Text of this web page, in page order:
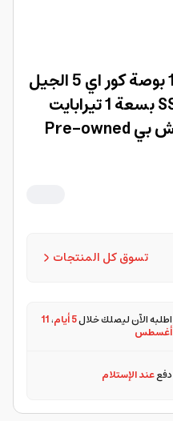
لاب توب hp مستعمل 14 بوصة كور اي 5 الجيل
السادس ذاكرة تخزين SSD بسعة 1 تيرابايت
ورام 8 جيجابايت أسود اتش بي Pre-owned
تسوق كل المنتجات
اطلبه الآن ليصلك خلال5 أيام ،11
أغسطس
دفععند الإستلام